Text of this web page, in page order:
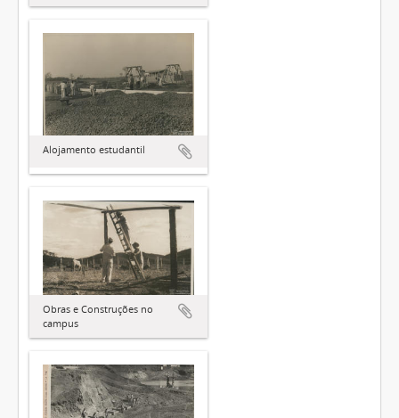
Alojamento estudantil
Obras e Construções no
campus